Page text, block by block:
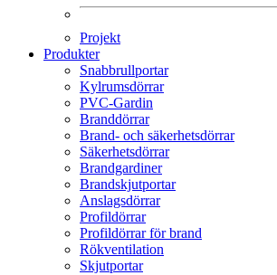
Projekt
Produkter
Snabbrullportar
Kylrumsdörrar
PVC-Gardin
Branddörrar
Brand- och säkerhetsdörrar
Säkerhetsdörrar
Brandgardiner
Brandskjutportar
Anslagsdörrar
Profildörrar
Profildörrar för brand
Rökventilation
Skjutportar